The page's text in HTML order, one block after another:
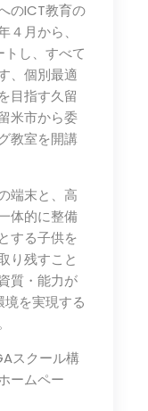
のICT教育の
月から、
し、すべて
、個別最適
目指す久留
米市から委
教室を開講
端末と、高
体的に整備
する子供を
り残すこと
質・能力が
を実現する
スクール構
ームペー